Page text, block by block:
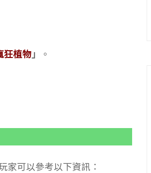
狂植物 」 。
家可以參考以下資訊：